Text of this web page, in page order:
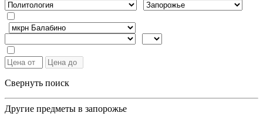
Свернуть поиск
Другие предметы в запорожье